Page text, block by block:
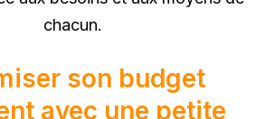
chacun.
son budget
avec une petite